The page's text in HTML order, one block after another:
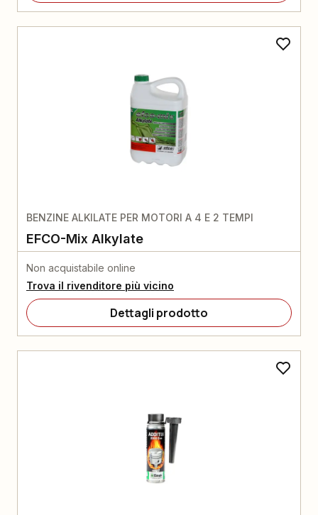
BENZINE ALKILATE PER MOTORI A 4 E 2 TEMPI
EFCO-Mix Alkylate
Non acquistabile online
Trova il rivenditore più vicino
Dettagli prodotto